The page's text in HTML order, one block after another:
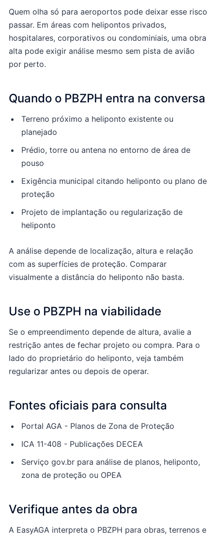
Quem olha só para aeroportos pode deixar esse risco
passar. Em áreas com helipontos privados,
hospitalares, corporativos ou condominiais, uma obra
alta pode exigir análise mesmo sem pista de avião
por perto.
Quando o PBZPH entra na conversa
Terreno próximo a heliponto existente ou
planejado
Prédio, torre ou antena no entorno de área de
pouso
Exigência municipal citando heliponto ou plano de
proteção
Projeto de implantação ou regularização de
heliponto
A análise depende de localização, altura e relação
com as superfícies de proteção. Comparar
visualmente a distância do heliponto não basta.
Use o PBZPH na viabilidade
Se o empreendimento depende de altura, avalie a
restrição antes de fechar projeto ou compra. Para o
lado do proprietário do heliponto, veja também
regularizar antes ou depois de operar.
Fontes oficiais para consulta
Portal AGA - Planos de Zona de Proteção
ICA 11-408 - Publicações DECEA
Serviço gov.br para análise de planos, heliponto,
zona de proteção ou OPEA
Verifique antes da obra
A EasyAGA interpreta o PBZPH para obras, terrenos e